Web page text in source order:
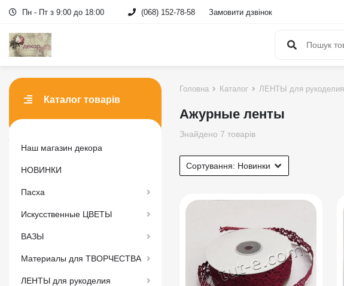
Пн - Пт з 9:00 до 18:00 (068) 152-78-58 Замовити дзвінок
Каталог товарів
Наш магазин декора
НОВИНКИ
Пасха
Искусственные ЦВЕТЫ
ВАЗЫ
Материалы для ТВОРЧЕСТВА
ЛЕНТЫ для рукоделия
Головна Каталог ЛЕНТЫ для рукоделия
Ажурные ленты
Знайдено 7 товарів
Сортування: Новинки